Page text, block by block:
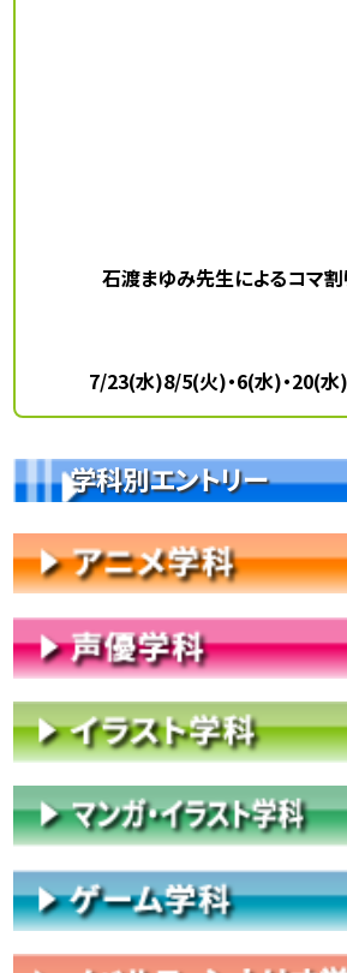
学科別エントリー
石渡まゆみ先生によるコマ
7/23(水)8/5(火)・6(水)・20(水